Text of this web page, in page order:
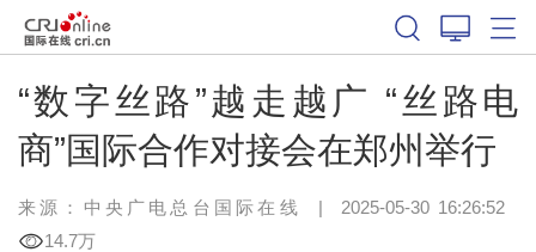
“数字丝路”越走越广 “丝路电
商”国际合作对接会在郑州举行
来源：中央广电总台国际在线 | 2025-05-30 16:26:52
14.7万